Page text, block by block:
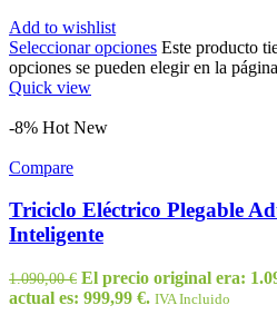
Add to wishlist
Seleccionar opciones Este producto
opciones se pueden elegir en la
Quick view
-8% Hot New
Compare
Triciclo Eléctrico Plegable
Inteligente
1.090,00€ El precio original era:
actual es: 999,99 €. IVA Incluido